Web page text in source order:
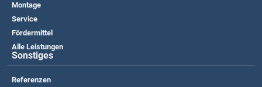
Montage
Service
Fördermittel
Alle Leistungen
Sonstiges
Referenzen